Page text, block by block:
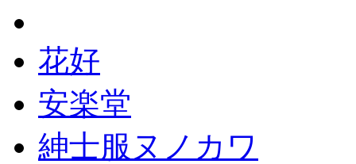
花好
安楽堂
紳士服ヌノカワ